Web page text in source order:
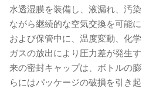
水透湿膜を装備し、液漏れ、汚
ながら継続的な空気交換を可能
および保管中に、温度変動、化
ガスの放出により圧力差が発生
来の密封キャップは、ボトルの
らにはパッケージの破損を引き